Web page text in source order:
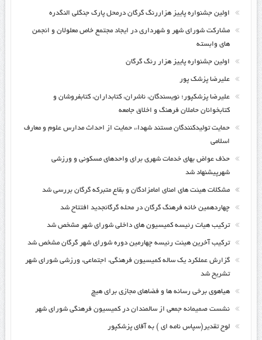
اولین جشنواره پاییز هزاررنگ گرگان درمحل پارک جنگلی النگدره
مشارکت شورای شهر و شهرداری در ایجاد مجتمع خاص معلولان و انجمن
های وابسته
اولین جشنواره پاییز هزار رنگ گرگان
علیرضا پزشک پور
علیرضا پزشکپور؛ نویسندگان، ناشران، کتابداران، کتابفروشان و
کتابخوانان حاملان فرهنگ و اخلاق جامعه
حمایت تولیدکنندگان مستند شهداء، حمایت از احداث مدارس علوم و معارف
اسلامی
حذف عواض بهای خدمات شهری برای واحدهای مسکونی و ورزشی
شهرپیشنهاد شد
مشکلات هیئت های امنای امامزادگان و بقاع متبرکه گرگان بررسی شد
چهاردهمین خانه فرهنگ گرگان در محله گرگانجدید افتتاح شد
ترکیب هیات رئیسه کمیسیون های داخلی شورای شهر مشخص شد
ترکیب آخرین هیئت رئیسه چهارمین دوره شورای شهر گرگان مشخص شد
گزارش عملکرد یک ساله کمیسیون فرهنگی، اجتماعی، ورزشی شورای شهر
تشریح شد
هیاهوی برخی رسانه ها و فضاهای مجازی برای هیچ
نشست صمیمانه جمعی از سالمندان در کمیسیون فرهنگی شورای شهر
لوح تقدیر(سپاس نامه ای ) به آقای پزشکپور